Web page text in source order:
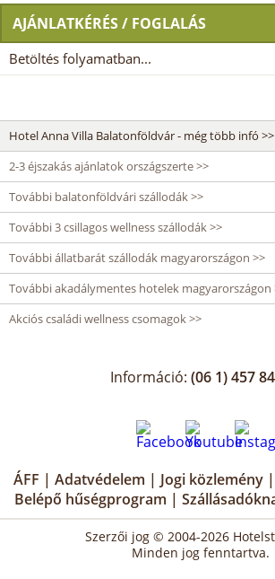
AJÁNLATKÉRÉS / FOGLALÁS
Betöltés folyamatban...
Hotel Anna Villa Balatonföldvár - még több infó >>
2-3 éjszakás ajánlatok országszerte >>
További balatonföldvári szállodák >>
További 3 csillagos wellness szállodák >>
További állatbarát szállodák magyarországon >>
További akadálymentes hotelek magyarországon
Akciós családi wellness csomagok >>
Információ: (06 1) 457
ÁFF | Adatvédelem | Jogi közlemény |
Belépő hűségprogram |
Szerzői jog © 2004-2026
Minden jog fenntartva.